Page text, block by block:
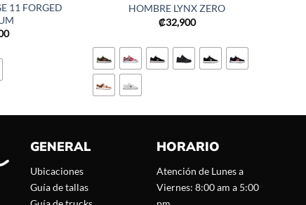
11 FORGED
HOMBRE LYNX ZERO
₡32,900
GENERAL
Ubicaciones
Guía de tallas
HORARIO
Atención de Lunes a
Viernes: 8:00 am a 5:00